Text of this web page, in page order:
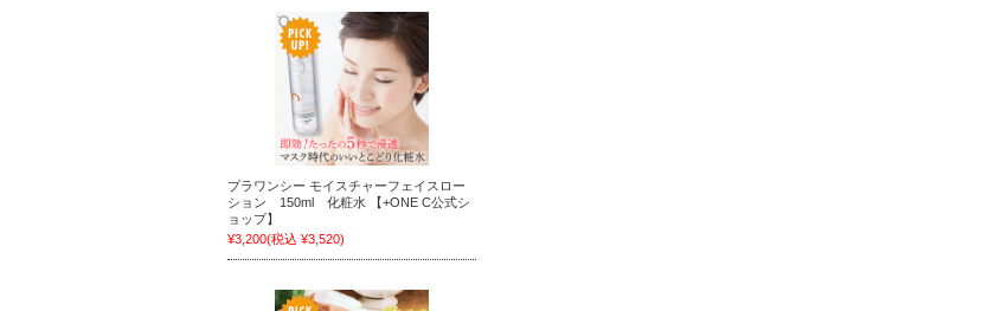
プラワンシー モイスチャーフェイスロー
ション 150ml 化粧水 【+ONE C公式シ
ョップ】
¥3,200(税込 ¥3,520)